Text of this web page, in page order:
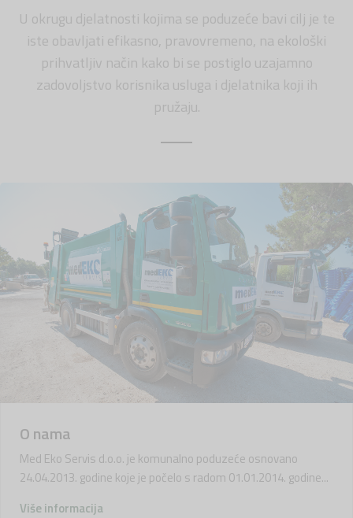
U okrugu djelatnosti kojima se poduzeće bavi cilj je te
iste obavljati efikasno, pravovremeno, na ekološki
prihvatljiv način kako bi se postiglo uzajamno
zadovoljstvo korisnika usluga i djelatnika koji ih
pružaju.
O nama
Med Eko Servis d.o.o. je komunalno poduzeće osnovano
24.04.2013. godine koje je počelo s radom 01.01.2014. godine...
Više informacija